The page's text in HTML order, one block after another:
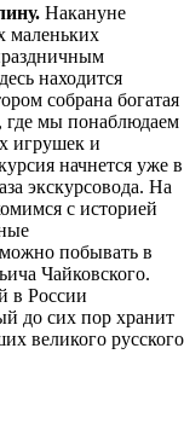
Накануне
маленьких
находится
собрана богатая
где мы понаблюдаем
игрушек и
начнется уже в
экскурсовода. На
с историей
побывать в
Чайковского.
в России
до сих пор хранит
великого русского